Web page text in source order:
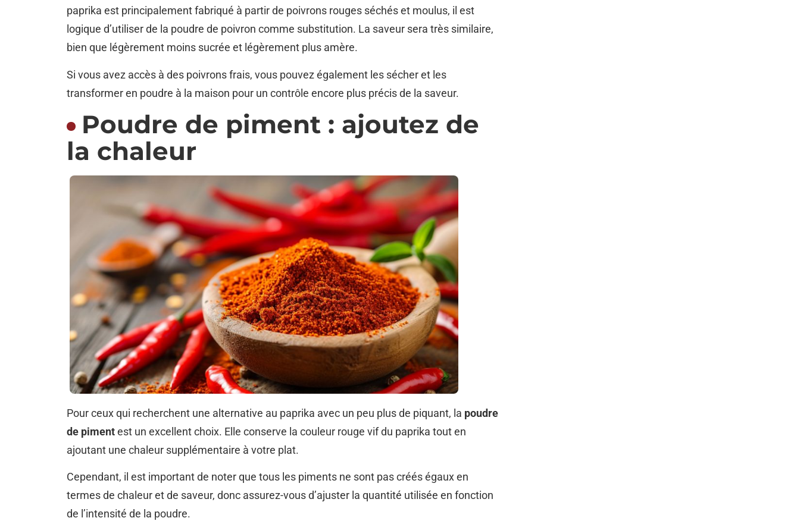
paprika est principalement fabriqué à partir de poivrons rouges séchés et moulus, il est
logique d’utiliser de la poudre de poivron comme substitution. La saveur sera très similaire,
bien que légèrement moins sucrée et légèrement plus amère.
Si vous avez accès à des poivrons frais, vous pouvez également les sécher et les
transformer en poudre à la maison pour un contrôle encore plus précis de la saveur.
Poudre de piment : ajoutez de
la chaleur
Pour ceux qui recherchent une alternative au paprika avec un peu plus de piquant, la poudre
de piment est un excellent choix. Elle conserve la couleur rouge vif du paprika tout en
ajoutant une chaleur supplémentaire à votre plat.
Cependant, il est important de noter que tous les piments ne sont pas créés égaux en
termes de chaleur et de saveur, donc assurez-vous d’ajuster la quantité utilisée en fonction
de l’intensité de la poudre.